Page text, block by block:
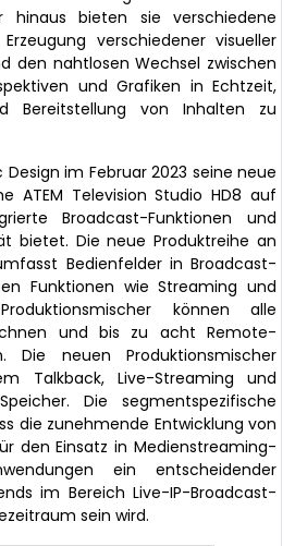
hinaus bieten sie verschiedene
verschiedener visueller
den nahtlosen Wechsel zwischen
und Grafiken in Echtzeit,
Bereitstellung von Inhalten zu
im Februar 2023 seine neue
ATEM Television Studio HD8 auf
Broadcast-Funktionen und
bietet. Die neue Produktreihe an
Bedienfelder in Broadcast-
Funktionen wie Streaming und
können alle
und bis zu acht Remote-
Die neuen Produktionsmischer
Talkback, Live-Streaming und
Die segmentspezifische
die zunehmende Entwicklung von
den Einsatz in Medienstreaming-
ein entscheidender
im Bereich Live-IP-Broadcast-
sein wird.